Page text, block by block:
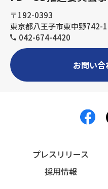
〒192-0393
東京都八王子市東中野742-1
042-674-4420
お問い
プレスリリース
採用情報